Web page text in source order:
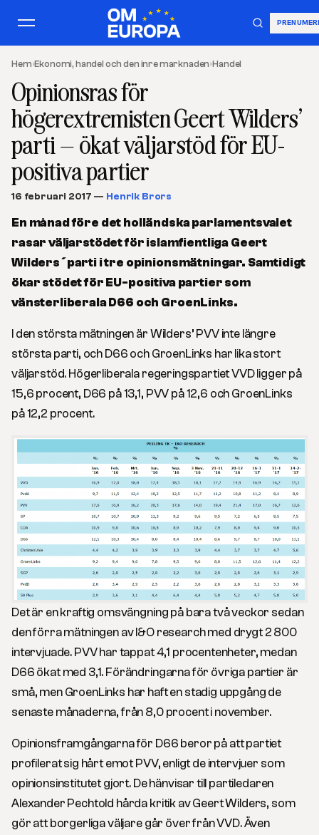
Hem›Ekonomi, handel och den inre marknaden›Handel
Opinionsras för
högerextremisten Geert Wilders’
parti – ökat väljarstöd för EU-
positiva partier
16 februari 2017 — Henrik Brors
En månad före det holländska parlamentsvalet
rasar väljarstödet för islamfientliga Geert
Wilders´parti i tre opinionsmätningar. Samtidigt
ökar stödet för EU-positiva partier som
vänsterliberala D66 och GroenLinks.
I den största mätningen är Wilders’ PVV inte längre
största parti, och D66 och GroenLinks har lika stort
väljarstöd. Högerliberala regeringspartiet VVD ligger på
15,6 procent, D66 på 13,1, PVV på 12,6 och GroenLinks
på 12,2 procent.
Det är en kraftig omsvängning på bara två veckor sedan
den förra mätningen av I&O research med drygt 2 800
intervjuade. PVV har tappat 4,1 procentenheter, medan
D66 ökat med 3,1. Förändringarna för övriga partier är
små, men GroenLinks har haft en stadig uppgång de
senaste månaderna, från 8,0 procent i november.
Opinionsframgångarna för D66 beror på att partiet
profilerat sig hårt emot PVV, enligt de intervjuer som
opinionsinstitutet gjort. De hänvisar till partiledaren
Alexander Pechtold hårda kritik av Geert Wilders, som
gör att borgerliga väljare går över från VVD. Även